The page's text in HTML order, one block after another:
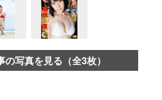
の写真を見る（全3枚）